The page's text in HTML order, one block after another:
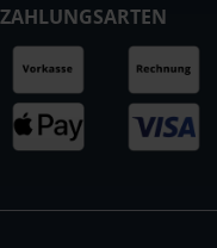
ZAHLUNGSARTEN